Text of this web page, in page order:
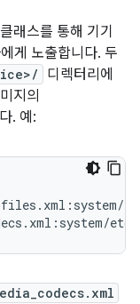
클래스를 통해 기기
게 노출합니다. 두
디렉터리에
지의
. 예: